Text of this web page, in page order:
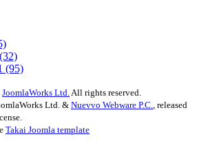
(32)
(95)
JoomlaWorks Ltd. All rights reserved.
Ltd. & Nuevvo Webware P.C.
, released
Takai Joomla template